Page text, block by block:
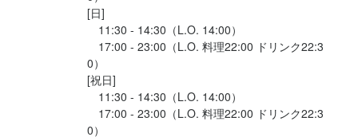
[日]
11:30 - 14:30（L.O. 14:00）
17:00 - 23:00（L.O. 料理22:00 ドリンク22:3
0）
[祝日]
11:30 - 14:30（L.O. 14:00）
17:00 - 23:00（L.O. 料理22:00 ドリンク22:3
0）